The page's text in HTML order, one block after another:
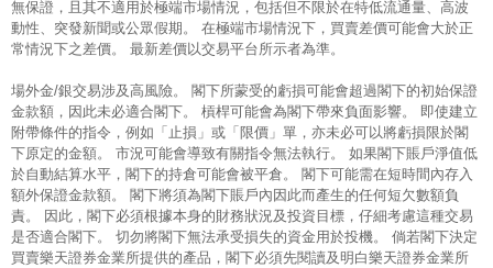
無保證，且其不適用於極端市場情況，包括但不限於在特低流通量、高波
動性、突發新聞或公眾假期。 在極端市場情況下，買賣差價可能會大於正
常情況下之差價。 最新差價以交易平台所示者為準。
場外金/銀交易涉及高風險。 閣下所蒙受的虧損可能會超過閣下的初始保證
金款額，因此未必適合閣下。 槓桿可能會為閣下帶來負面影響。 即使建立
附帶條件的指令，例如「止損」或「限價」單，亦未必可以將虧損限於閣
下原定的金額。 市況可能會導致有關指令無法執行。 如果閣下賬戶淨值低
於自動結算水平，閣下的持倉可能會被平倉。 閣下可能需在短時間內存入
額外保證金款額。 閣下將須為閣下賬戶內因此而產生的任何短欠數額負
責。 因此，閣下必須根據本身的財務狀況及投資目標，仔細考慮這種交易
是否適合閣下。 切勿將閣下無法承受損失的資金用於投機。 倘若閣下決定
買賣樂天證券金業所提供的產品，閣下必須先閱讀及明白樂天證券金業所